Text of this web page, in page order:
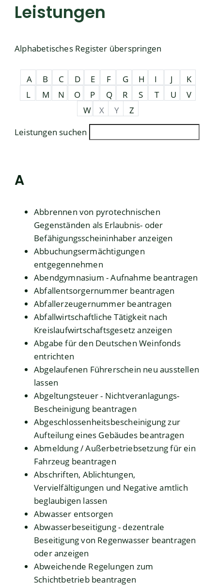
Leistungen
Alphabetisches Register überspringen
A B C D E F G H I J
K
L
M N O P Q R S T U
V
W
X Y
Z
Leistungen suchen
A
Abbrennen von pyrotechnischen
Gegenständen als Erlaubnis- oder
Befähigungsscheininhaber anzeigen
Abbuchungsermächtigungen
entgegennehmen
Abendgymnasium - Aufnahme beantragen
Abfallentsorgernummer beantragen
Abfallerzeugernummer beantragen
Abfallwirtschaftliche Tätigkeit nach
Kreislaufwirtschaftsgesetz anzeigen
Abgabe für den Deutschen Weinfonds
entrichten
Abgelaufenen Führerschein neu ausstellen
lassen
Abgeltungsteuer - Nichtveranlagungs-
Bescheinigung beantragen
Abgeschlossenheitsbescheinigung zur
Aufteilung eines Gebäudes beantragen
Abmeldung / Außerbetriebsetzung für ein
Fahrzeug beantragen
Abschriften, Ablichtungen,
Vervielfältigungen und Negative amtlich
beglaubigen lassen
Abwasser entsorgen
Abwasserbeseitigung - dezentrale
Beseitigung von Regenwasser beantragen
oder anzeigen
Abweichende Regelungen zum
Schichtbetrieb beantragen